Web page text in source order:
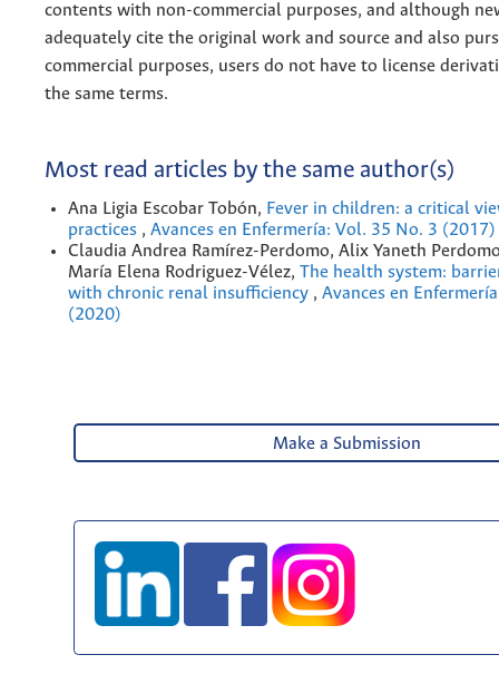
contents with non-commercial purposes, and although
adequately cite the original work and source and also
commercial purposes, users do not have to license
the same terms.
Most read articles by the same author(s)
Ana Ligia Escobar Tobón, Fever in children: a critical
practices , Avances en Enfermería: Vol. 35 No. 3 (2017)
Claudia Andrea Ramírez-Perdomo, Alix Yaneth
María Elena Rodriguez-Vélez, The health system:
with chronic renal insufficiency , Avances en
(2020)
Make a Submission